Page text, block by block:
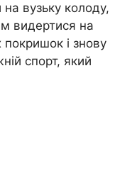
вузьку колоду,
видертися на
покришок і знову
спорт, який